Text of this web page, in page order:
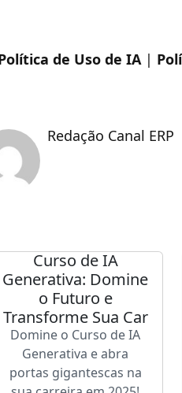
de Uso de IA|
Redação Canal ERP
Curso de IA
Generativa: Domine
o Futuro e
Transforme Sua Car
Domine o Curso de IA
Generativa e abra
portas gigantescas na